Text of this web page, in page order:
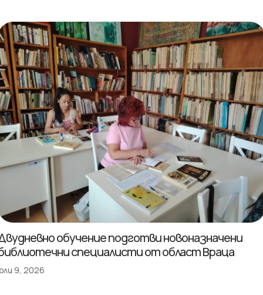
обучение подготви новоназначени
специалисти от област Враца
9, 2026